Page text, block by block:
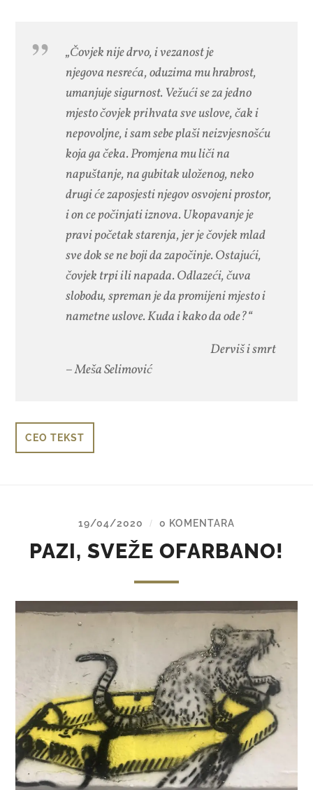
„Čovjek nije drvo, i vezanost je
njegova nesreća, oduzima mu hrabrost,
umanjuje sigurnost. Vežući se za jedno
mjesto čovjek prihvata sve uslove, čak i
nepovoljne, i sam sebe plaši neizvjesnošću
koja ga čeka. Promjena mu liči na
napuštanje, na gubitak uloženog, neko
drugi će zaposjesti njegov osvojeni prostor,
i on ce počinjati iznova. Ukopavanje je
pravi početak starenja, jer je čovjek mlad
sve dok se ne boji da započinje. Ostajući,
čovjek trpi ili napada. Odlazeći, čuva
slobodu, spreman je da promijeni mjesto i
nametne uslove. Kuda i kako da ode?“
Derviš i smrt
– Meša Selimović
CEO TEKST
19/04/2020 / 0 KOMENTARA
PAZI, SVEŽE OFARBANO!